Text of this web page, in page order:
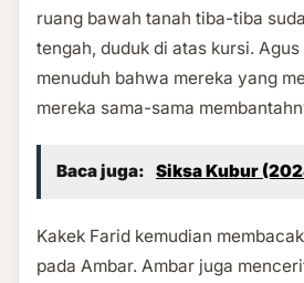
ruang bawah tanah tiba-tiba
tengah, duduk di atas kursi.
menuduh bahwa mereka yang
mereka sama-sama
Baca juga: Siksa Kubur
Kakek Farid kemudian
pada Ambar. Ambar juga